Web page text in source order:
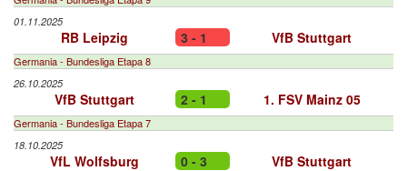
01.11.2025
RB Leipzig 3 - 1 VfB Stuttgart
Germania - Bundesliga Etapa 8
26.10.2025
VfB Stuttgart 2 - 1 1. FSV Mainz 05
Germania - Bundesliga Etapa 7
18.10.2025
VfL Wolfsburg 0 - 3 VfB Stuttgart